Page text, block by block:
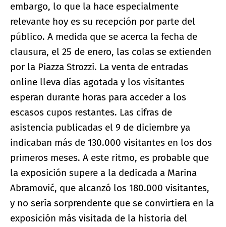
embargo, lo que la hace especialmente
relevante hoy es su recepción por parte del
público. A medida que se acerca la fecha de
clausura, el 25 de enero, las colas se extienden
por la Piazza Strozzi. La venta de entradas
online lleva días agotada y los visitantes
esperan durante horas para acceder a los
escasos cupos restantes. Las cifras de
asistencia publicadas el 9 de diciembre ya
indicaban más de 130.000 visitantes en los dos
primeros meses. A este ritmo, es probable que
la exposición supere a la dedicada a Marina
Abramović, que alcanzó los 180.000 visitantes,
y no sería sorprendente que se convirtiera en la
exposición más visitada de la historia del